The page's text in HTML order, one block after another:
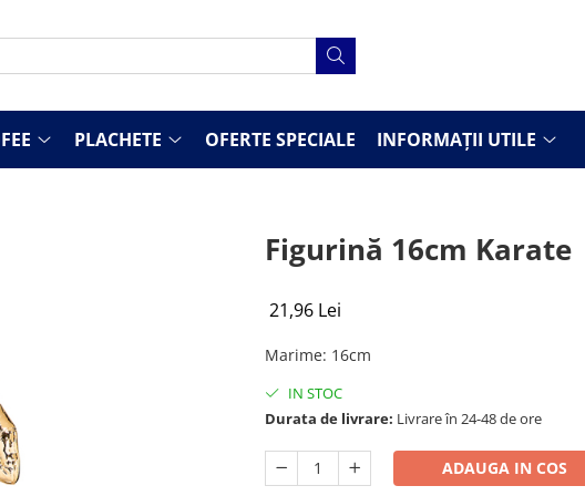
PLACHETE OFERTE SPECIALE INFORMAȚII UTILE
Figurină 16cm Karate
21,96 Lei
Marime: 16cm
IN STOC
Durata de livrare: Livrare în 24-48 de ore
ADAUGA IN COS